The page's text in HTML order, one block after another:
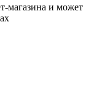
магазина и может